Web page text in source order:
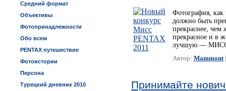
Средний формат
Объективы
Фотопринадлежности
Обо всем
PENTAX путешествие
Фотоистории
Персона
Турецкий дневник 2010
Фотография, как
должно быть
прекраснее, чем
прекрасное и в
лучшую — МИСС
Автор: Mammont
Принимайте